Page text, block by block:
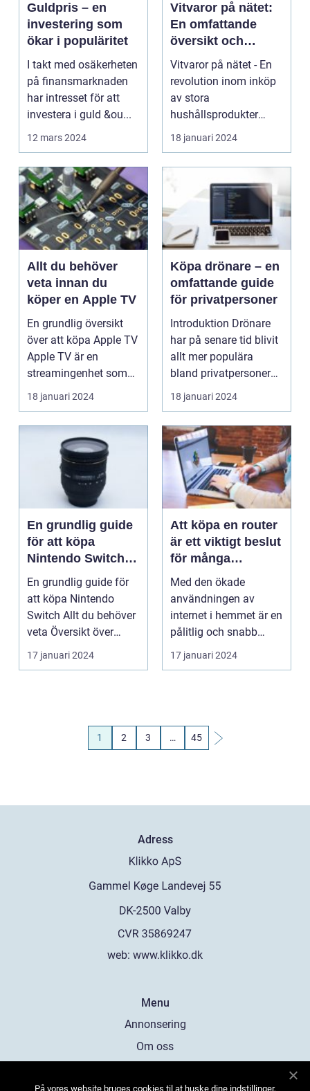
Guldpris – en
investering som
ökar i populäritet
I takt med osäkerheten
på finansmarknaden
har intresset för att
investera i guld &ou...
12 mars 2024
Vitvaror på nätet:
En omfattande
översikt och
analys
Vitvaror på nätet - En
revolution inom inköp
av stora
hushållsprodukter
Introduktion: Vitvaror
utgö...
18 januari 2024
Allt du behöver
veta innan du
köper en Apple TV
En grundlig översikt
över att köpa Apple TV
Apple TV är en
streamingenhet som
låter användarna
ström...
18 januari 2024
Köpa drönare – en
omfattande guide
för privatpersoner
Introduktion Drönare
har på senare tid blivit
allt mer populära
bland privatpersoner
som lockas av ...
18 januari 2024
En grundlig guide
för att köpa
Nintendo Switch
Allt du behöver
veta
En grundlig guide för
att köpa Nintendo
Switch Allt du behöver
veta Översikt över
Nintendo Switch ...
17 januari 2024
Att köpa en router
är ett viktigt beslut
för många
privatpersoner
idag
Med den ökade
användningen av
internet i hemmet är en
pålitlig och snabb
internetanslutning
avgörand...
17 januari 2024
1 2 3 … 45
Adress
web: www.klikko.dk
Menu
Annonsering
Om oss
På vores website bruges cookies til at huske dine indstillinger,